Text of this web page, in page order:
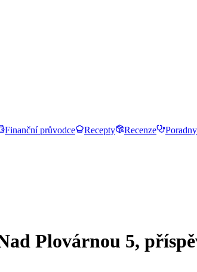
Finanční průvodce Recepty Recenze Poradny
Plovárnou 5,